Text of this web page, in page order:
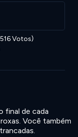
Votos)
final de cada
Você também